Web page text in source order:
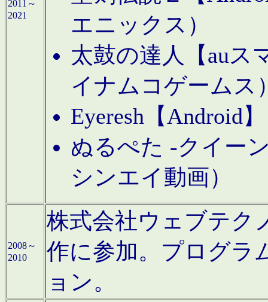
2011～
2021
エニックス）
太鼓の達人【auス
イナムコゲームス
Eyeresh【Android
ぬるぺた -クイー
シンエイ動画）
2008～
2010
株式会社ウェブテク
作に参加。プログラ
ョン。